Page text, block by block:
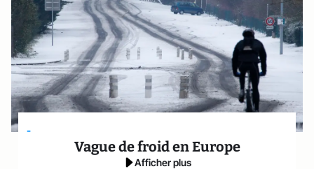
-
Vague de froid en Europe
Afficher plus